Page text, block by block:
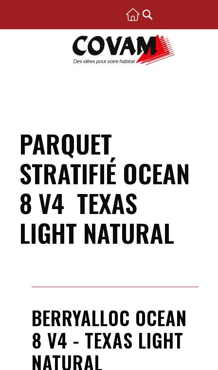
PARQUET
STRATIFIÉ OCEAN
8 V4 TEXAS
LIGHT NATURAL
BERRYALLOC OCEAN
8 V4 - TEXAS LIGHT
NATURAL